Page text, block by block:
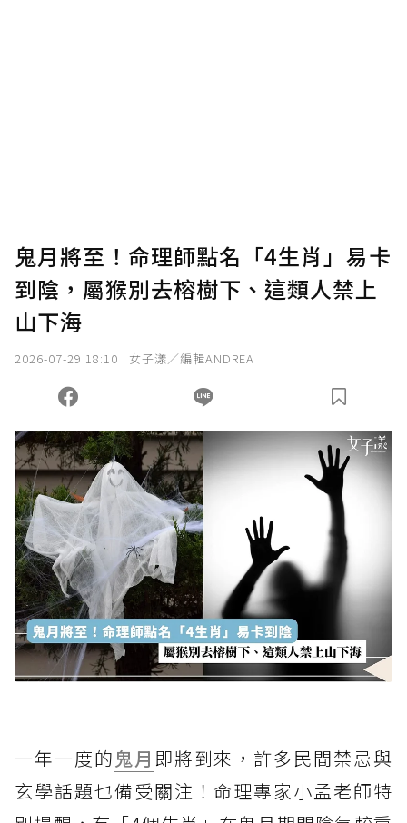
鬼月將至！命理師點名「4生肖」易卡
到陰，屬猴別去榕樹下、這類人禁上
山下海
2026-07-29 18:10 女子漾／編輯ANDREA
一年一度的鬼月 即將到來，許多民間禁忌與
玄學話題也備受關注！命理專家小孟老師特